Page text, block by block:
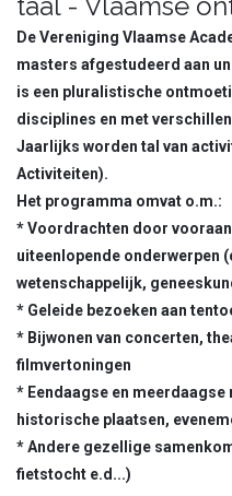
De Vereniging Vlaamse
masters afgestudeerd aan
is een pluralistische
disciplines en met
Jaarlijks worden tal van
Activiteiten).
Het programma omvat o.m.:
* Voordrachten door
uiteenlopende onderwerpen
wetenschappelijk,
* Geleide bezoeken aan
* Bijwonen van concerten,
filmvertoningen
* Eendaagse en
historische plaatsen,
* Andere gezellige
fietstocht e.d...)